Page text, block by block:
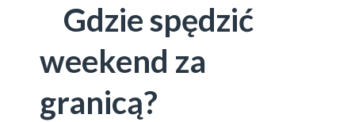
Gdzie spędzić
weekend za
granicą?